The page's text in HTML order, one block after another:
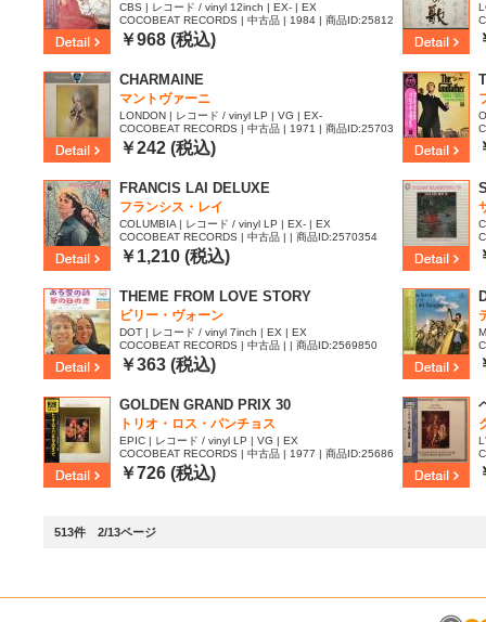
CBS | レコード / vinyl 12inch | EX- | EX
COCOBEAT RECORDS | 中古品 | 1984 | 商品ID:25812
23
￥968 (税込)
CHARMAINE
マントヴァーニ
LONDON | レコード / vinyl LP | VG | EX-
COCOBEAT RECORDS | 中古品 | 1971 | 商品ID:25703
63
￥242 (税込)
FRANCIS LAI DELUXE
フランシス・レイ
COLUMBIA | レコード / vinyl LP | EX- | EX
COCOBEAT RECORDS | 中古品 | | 商品ID:2570354
￥1,210 (税込)
THEME FROM LOVE STORY
ビリー・ヴォーン
DOT | レコード / vinyl 7inch | EX | EX
COCOBEAT RECORDS | 中古品 | | 商品ID:2569850
￥363 (税込)
GOLDEN GRAND PRIX 30
トリオ・ロス・パンチョス
EPIC | レコード / vinyl LP | VG | EX
COCOBEAT RECORDS | 中古品 | 1977 | 商品ID:25686
82
￥726 (税込)
513件 2/13ページ